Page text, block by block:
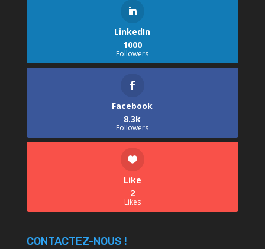
LinkedIn
1000
Followers
Facebook
8.3k
Followers
Like
2
Likes
CONTACTEZ-NOUS !